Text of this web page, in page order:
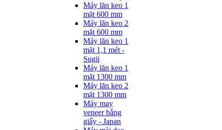
Máy lăn keo 1
mặt 600 mm
Máy lăn keo 2
mặt 600 mm
Máy lăn keo 1
mặt 1,1 mét -
Sugii
Máy lăn keo 1
mặt 1300 mm
Máy lăn keo 2
mặt 1300 mm
Máy may
veneer bằng
giấy - Japan